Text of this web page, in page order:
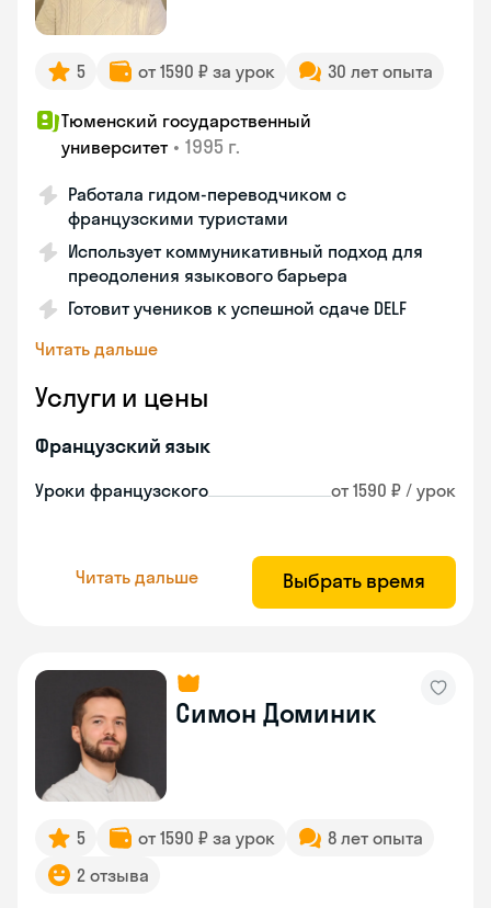
5 от 1590 ₽ за урок 30 лет опыта
Тюменский государственный
университет • 1995 г.
Работала гидом-переводчиком с
французскими туристами
Использует коммуникативный подход для
преодоления языкового барьера
Готовит учеников к успешной сдаче DELF
Читать дальше
Услуги и цены
Французский язык
Уроки французского от 1590 ₽ / урок
Читать дальше Выбрать время
Симон Доминик
5 от 1590 ₽ за урок
8 лет опыта
2 отзыва